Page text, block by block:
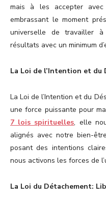
mais à les accepter
embrassant le moment
universelle de travailler
résultats avec un minimum
La Loi de l’Intention et du
La Loi de l’Intention et du
une force puissante pour
7 lois spirituelles, elle
alignés avec notre bien-
posant des intentions
nous activons les forces de
La Loi du Détachement: